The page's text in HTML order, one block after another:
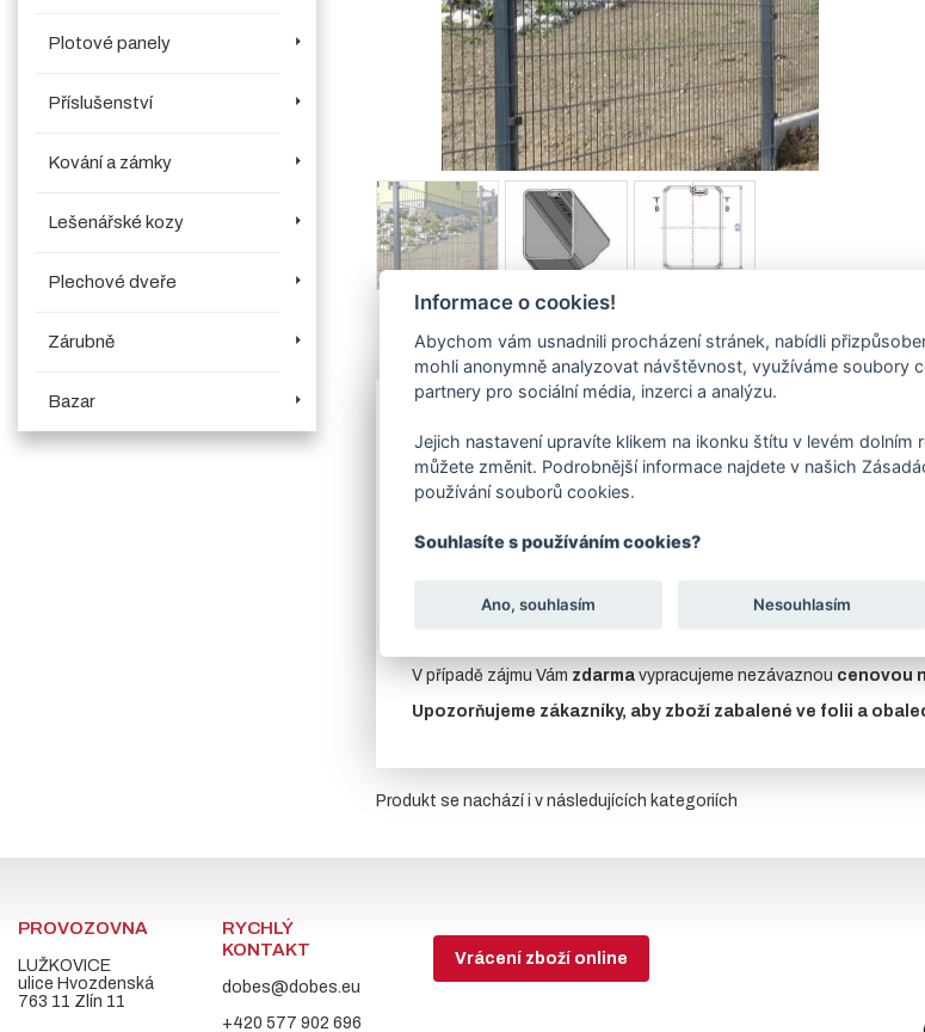
Plotové panely
Příslušenství
Kování a zámky
Lešenářské kozy
Plechové dveře
Zárubně
Bazar
Více o produktu
Sloupek s obdélníkovým průřezem, dodávaný v délkách
s černou plastovou krytkou.
atmosférickým vlivům a UV záření.
v
Doporučené příslušenství:
objímky jekl 60/40v povrchových
V případě zájmu Vám zdarma vypracujeme nezávaznou cenovou
Upozorňujeme zákazníky, aby zboží zabalené ve folii a
Produkt se nachází i v následujících kategoriích
PROVOZOVNA
LUŽKOVICE
ulice Hvozdenská
763 11 Zlín 11
RYCHLÝ
KONTAKT
dobes@dobes.eu
+420 577 902 696
Vrácení zboží online
Informace o cookies!
Abychom vám usnadnili procházení stránek, nabídli
mohli anonymně analyzovat návštěvnost, využíváme soubory
partnery pro sociální média, inzerci a analýzu.
Jejich nastavení upravíte klikem na ikonku štítu v levém dolním
můžete změnit. Podrobnější informace najdete v našich
používání souborů cookies.
Souhlasíte s používáním cookies?
Ano, souhlasím Nesouhlasím